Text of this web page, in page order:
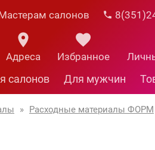
салонов
Адреса Избранное
салонов Для мужчин
» Расходные материалы ФОРМ